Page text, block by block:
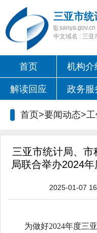
三亚市统
tjj.sanya.gov.cn
中文域名 : 三亚
首页 机构介
解读回应 政务服
首页>要闻动态>
三亚市统计局、
局联合举办2024
2025-01-07
为做好2024年度三